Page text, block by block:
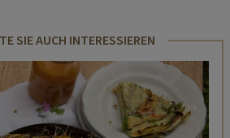
SIE AUCH INTERESSIEREN